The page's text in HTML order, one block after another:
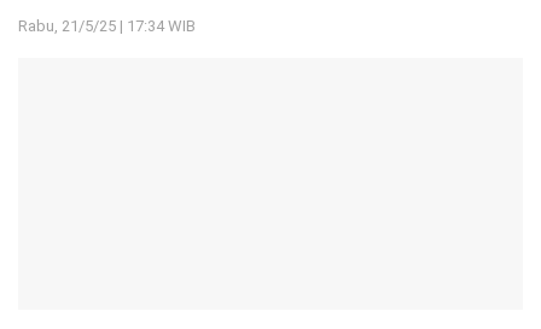
Rabu, 21/5/25 | 17:34 WIB